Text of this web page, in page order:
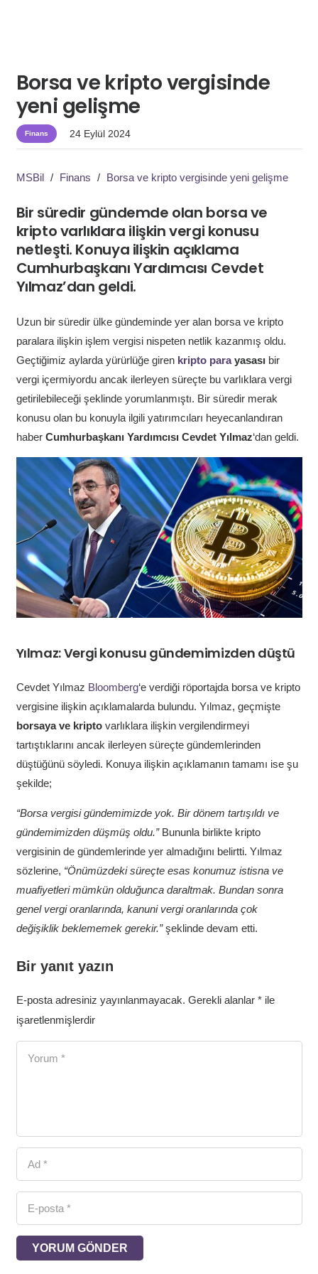
Borsa ve kripto vergisinde
yeni gelişme
Finans 24 Eylül 2024
MSBil / Finans / Borsa ve kripto vergisinde yeni gelişme
Bir süredir gündemde olan borsa ve
kripto varlıklara ilişkin vergi konusu
netleşti. Konuya ilişkin açıklama
Cumhurbaşkanı Yardımcısı Cevdet
Yılmaz’dan geldi.
Uzun bir süredir ülke gündeminde yer alan borsa ve kripto
paralara ilişkin işlem vergisi nispeten netlik kazanmış oldu.
Geçtiğimiz aylarda yürürlüğe giren kripto parayasasıbir
vergi içermiyordu ancak ilerleyen süreçte bu varlıklara vergi
getirilebileceği şeklinde yorumlanmıştı. Bir süredir merak
konusu olan bu konuyla ilgili yatırımcıları heyecanlandıran
haber Cumhurbaşkanı Yardımcısı Cevdet Yılmaz‘dan geldi.
Yılmaz: Vergi konusu gündemimizden düştü
Cevdet Yılmaz Bloomberg‘e verdiği röportajda borsa ve kripto
vergisine ilişkin açıklamalarda bulundu. Yılmaz, geçmişte
borsaya ve kriptovarlıklara ilişkin vergilendirmeyi
tartıştıklarını ancak ilerleyen süreçte gündemlerinden
düştüğünü söyledi. Konuya ilişkin açıklamanın tamamı ise şu
şekilde;
“Borsavergisi gündemimizde yok. Bir dönem tartışıldı ve
gündemimizden düşmüş oldu.”Bununla birlikte kripto
vergisinin de gündemlerinde yer almadığını belirtti. Yılmaz
sözlerine, “Önümüzdeki süreçte esas konumuz istisna ve
muafiyetleri mümkün olduğunca daraltmak. Bundan sonra
genel vergi oranlarında, kanuni vergi oranlarında çok
değişiklik beklememek gerekir.”şeklinde devam etti.
Bir yanıt yazın
E-posta adresiniz yayınlanmayacak. Gerekli alanlar *ile
işaretlenmişlerdir
YORUM GÖNDER